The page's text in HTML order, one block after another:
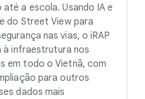
a escola. Usando IA e
do Street View para
nas vias, o iRAP
à infraestrutura nos
em todo o Vietnã, com
para outros
dados mais